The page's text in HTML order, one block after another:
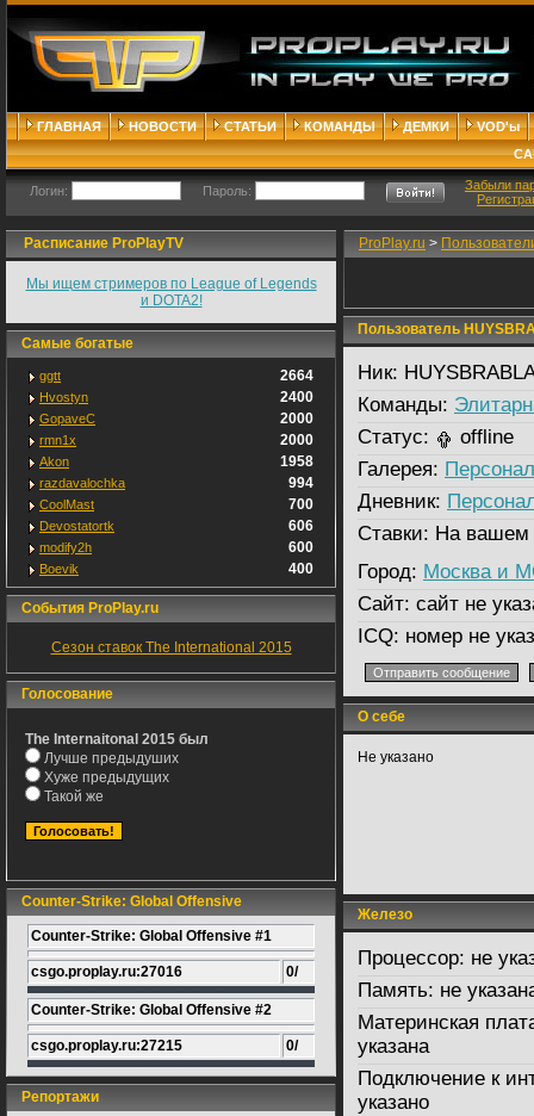
ГЛАВНАЯ НОВОСТИ СТАТЬИ КОМАНДЫ ДЕМКИ
VOD'ы
Логин: Пароль:
Забыли
Расписание ProPlayTV
Мы ищем стримеров по League of Legends
и DOTA2!
Самые богатые
ggtt 2664
Hvostyn 2400
GopaveC 2000
rmn1x 2000
Akon 1958
razdavalochka 994
CoolMast 700
Devostatortk 606
modify2h 600
Boevik 400
События ProPlay.ru
Сезон ставок The International 2015
Голосование
The Internaitonal 2015 был
Лучше предыдуших
Хуже предыдущих
Такой же
Counter-Strike: Global Offensive
Counter-Strike: Global Offensive #1
csgo.proplay.ru:27016 0/
Counter-Strike: Global Offensive #2
csgo.proplay.ru:27215 0/
Репортажи
ProPlay.ru >
Пользователь
Ник:
Команды:
Статус:
offline
Галерея:
Дневник:
Ставки: На вашем
Город: Москва и
Сайт: сайт не
ICQ: номер не
О себе
Не указано
Железо
Процессор: не
Память: не
Материнская
указана
Подключение к
указано